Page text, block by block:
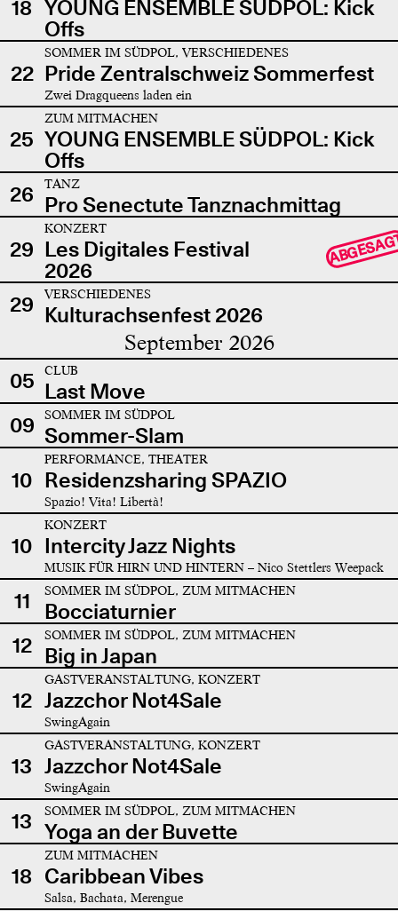
18 YOUNG ENSEMBLE SÜDPOL: Kick
Offs
22
SOMMER IM SÜDPOL, VERSCHIEDENES
Pride Zentralschweiz Sommerfest
Zwei Dragqueens laden ein
25
ZUM MITMACHEN
YOUNG ENSEMBLE SÜDPOL: Kick
Offs
26
TANZ
Pro Senectute Tanznachmittag
29
KONZERT
Les Digitales Festival
2026
29 VERSCHIEDENES
Kulturachsenfest 2026
September 2026
05 CLUB
Last Move
09
SOMMER IM SÜDPOL
Sommer-Slam
10
PERFORMANCE, THEATER
Residenzsharing SPAZIO
Spazio! Vita! Libertà!
10
KONZERT
Intercity Jazz Nights
MUSIK FÜR HIRN UND HINTERN – Nico Stettlers Weepack
11 SOMMER IM SÜDPOL, ZUM MITMACHEN
Bocciaturnier
12
SOMMER IM SÜDPOL, ZUM MITMACHEN
Big in Japan
12
GASTVERANSTALTUNG, KONZERT
Jazzchor Not4Sale
SwingAgain
13
GASTVERANSTALTUNG, KONZERT
Jazzchor Not4Sale
SwingAgain
13 SOMMER IM SÜDPOL, ZUM MITMACHEN
Yoga an der Buvette
18
ZUM MITMACHEN
Caribbean Vibes
Salsa, Bachata, Merengue